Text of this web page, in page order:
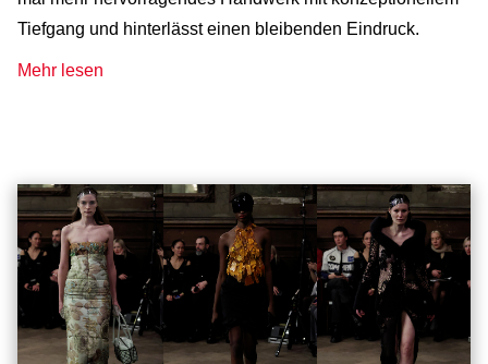
Tiefgang und hinterlässt einen bleibenden Eindruck.
Mehr lesen